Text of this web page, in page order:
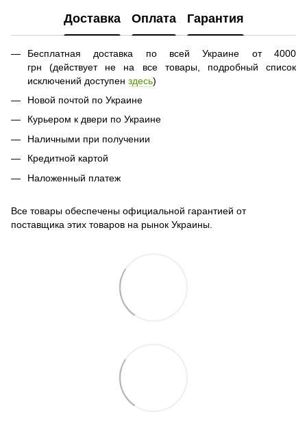
Доставка Оплата Гарантия
Бесплатная доставка по всей Украине от 4000
грн (действует не на все товары, подробный список
исключений доступен здесь)
Новой почтой по Украине
Курьером к двери по Украине
Наличными при получении
Кредитной картой
Наложенный платеж
Все товары обеспечены официальной гарантией от
поставщика этих товаров на рынок Украины.